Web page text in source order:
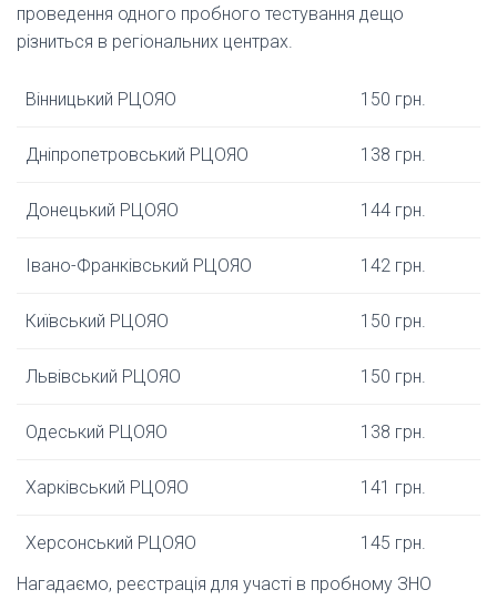
проведення одного пробного тестування дещо
різниться в регіональних центрах.
Вінницький РЦОЯО 150 грн.
Дніпропетровський РЦОЯО 138 грн.
Донецький РЦОЯО 144 грн.
Івано-Франківський РЦОЯО 142 грн.
Київський РЦОЯО 150 грн.
Львівський РЦОЯО 150 грн.
Одеський РЦОЯО 138 грн.
Харківський РЦОЯО 141 грн.
Херсонський РЦОЯО
145 грн.
Нагадаємо, реєстрація для участі в пробному ЗНО